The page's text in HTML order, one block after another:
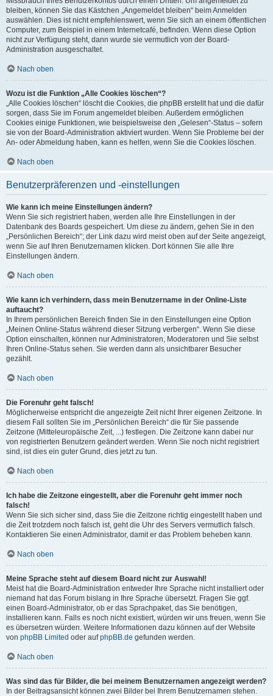
bleiben, können Sie das Kästchen „Angemeldet bleiben“ beim Anmelden
auswählen. Dies ist nicht empfehlenswert, wenn Sie sich an einem öffentlichen
Computer, zum Beispiel in einem Internetcafé, befinden. Wenn diese Option
nicht zur Verfügung steht, dann wurde sie vermutlich von der Board-
Administration ausgeschaltet.
Nach oben
Wozu ist die Funktion „Alle Cookies löschen“?
„Alle Cookies löschen“ löscht die Cookies, die phpBB erstellt hat und die dafür
sorgen, dass Sie im Forum angemeldet bleiben. Außerdem ermöglichen
Cookies einige Funktionen, wie beispielsweise den „Gelesen“-Status – sofern
sie von der Board-Administration aktiviert wurden. Wenn Sie Probleme bei der
An- oder Abmeldung haben, kann es helfen, wenn Sie die Cookies löschen.
Nach oben
Benutzerpräferenzen und -einstellungen
Wie kann ich meine Einstellungen ändern?
Wenn Sie sich registriert haben, werden alle Ihre Einstellungen in der
Datenbank des Boards gespeichert. Um diese zu ändern, gehen Sie in den
„Persönlichen Bereich“; der Link dazu wird meist oben auf der Seite angezeigt,
wenn Sie auf Ihren Benutzernamen klicken. Dort können Sie alle Ihre
Einstellungen ändern.
Nach oben
Wie kann ich verhindern, dass mein Benutzername in der Online-Liste
auftaucht?
In Ihrem persönlichen Bereich finden Sie in den Einstellungen eine Option
„Meinen Online-Status während dieser Sitzung verbergen“. Wenn Sie diese
Option einschalten, können nur Administratoren, Moderatoren und Sie selbst
Ihren Online-Status sehen. Sie werden dann als unsichtbarer Besucher
gezählt.
Nach oben
Die Forenuhr geht falsch!
Möglicherweise entspricht die angezeigte Zeit nicht Ihrer eigenen Zeitzone. In
diesem Fall sollten Sie im „Persönlichen Bereich“ die für Sie passende
Zeitzone (Mitteleuropäische Zeit, ...) festlegen. Die Zeitzone kann dabei nur
von registrierten Benutzern geändert werden. Wenn Sie noch nicht registriert
sind, ist dies ein guter Grund, dies jetzt zu tun.
Nach oben
Ich habe die Zeitzone eingestellt, aber die Forenuhr geht immer noch
falsch!
Wenn Sie sich sicher sind, dass Sie die Zeitzone richtig eingestellt haben und
die Zeit trotzdem noch falsch ist, geht die Uhr des Servers vermutlich falsch.
Kontaktieren Sie einen Administrator, damit er das Problem beheben kann.
Nach oben
Meine Sprache steht auf diesem Board nicht zur Auswahl!
Meist hat die Board-Administration entweder Ihre Sprache nicht installiert oder
niemand hat das Forum bislang in Ihre Sprache übersetzt. Fragen Sie ggf.
einen Board-Administrator, ob er das Sprachpaket, das Sie benötigen,
installieren kann. Falls es noch nicht existiert, würden wir uns freuen, wenn Sie
es übersetzen würden. Weitere Informationen dazu können auf der Website
von phpBB Limited oder aufphpBB.de gefunden werden.
Nach oben
Was sind das für Bilder, die bei meinem Benutzernamen angezeigt werden?
In der Beitragsansicht können zwei Bilder bei Ihrem Benutzernamen stehen.